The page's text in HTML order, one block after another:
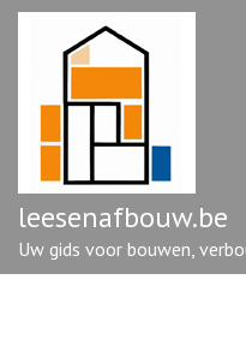
Ga
enter)
leesenafbouw.be
Uw gids voor bouwen,